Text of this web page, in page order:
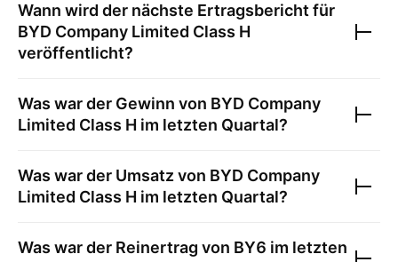
Wann wird der nächste Ertragsbericht für
BYD Company Limited Class H
veröffentlicht?
Was war der Gewinn von BYD Company
Limited Class H im letzten Quartal?
Was war der Umsatz von BYD Company
Limited Class H im letzten Quartal?
Was war der Reinertrag von BY6 im letzten